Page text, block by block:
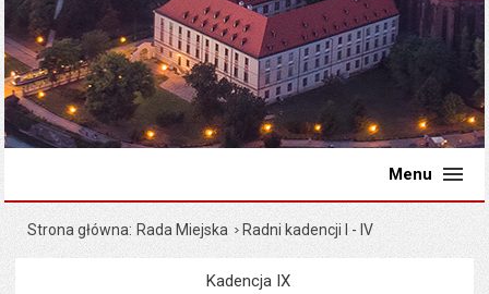
Menu
Strona główna Rada Miejska Radni kadencji I - IV
Menu
Kadencja IX